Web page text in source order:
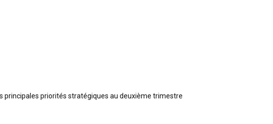
principales priorités stratégiques au deuxième trimestre